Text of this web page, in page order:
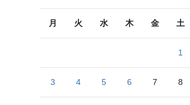
月 火 水 木 金 土
1
3 4 5 6 7 8